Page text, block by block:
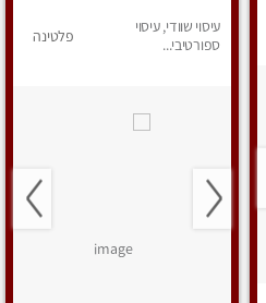
עיסוי שוודי, עיסוי
ספורטיבי...
פלטינה